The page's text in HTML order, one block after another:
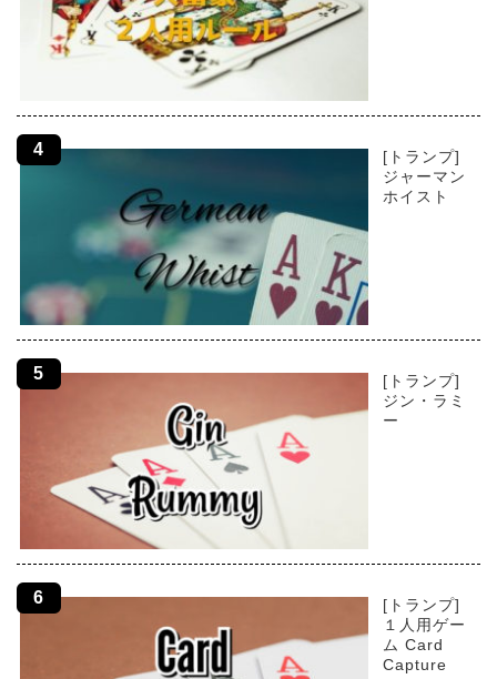
[トランプ]
ジャーマン
ホイスト
[トランプ]
ジン・ラミ
ー
[トランプ]
１人用ゲー
ム Card
Capture